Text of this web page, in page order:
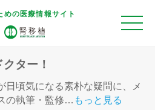
の医療情報サイト
ター！
日頃気になる素朴な疑問に、メ
の執筆・監修… もっと見る